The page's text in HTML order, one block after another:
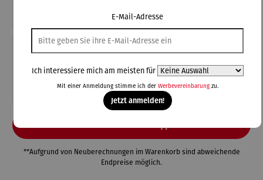
Teile diese Konfiguration
Einmal-Link
**Aufgrund von Neuberechnungen im Warenkorb sind abweichende
Endpreise möglich.
E-Mail-Adresse
Ich interessiere mich am meisten für
Mit einer Anmeldung stimme ich der Werbevereinbarungzu.
Jetzt anmelden!